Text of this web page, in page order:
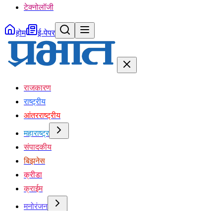
टेक्नोलॉजी
होम ई-पेपर
राजकारण
राष्ट्रीय
आंतरराष्ट्रीय
महाराष्ट्र
संपादकीय
बिझनेस
क्रीडा
क्राईम
मनोरंजन